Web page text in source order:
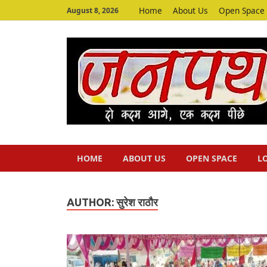
August 8, 2026 Home About Us Open Space
HOME ABOUT US OPEN SPACE
AUTHOR:सुरेश राठौर